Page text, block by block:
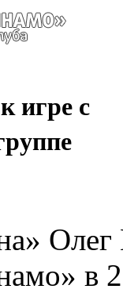
игре с
Олег
в